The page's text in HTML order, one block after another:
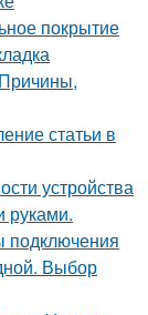
покрытие
статьи в
устройства
руками.
подключения
Выбор